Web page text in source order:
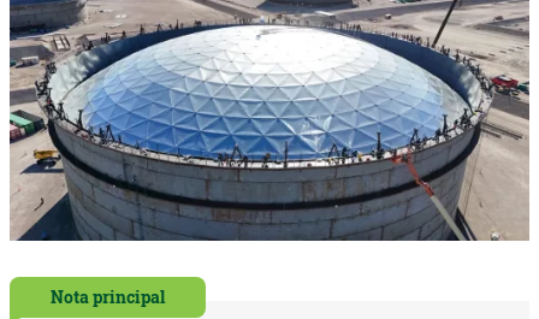
Nota principal